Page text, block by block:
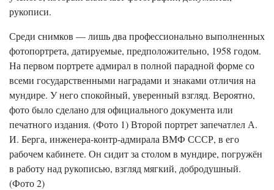
рукописи.
Среди снимков — лишь два профессионально выполненных
фотопортрета, датируемые, предположительно, 1958 годом.
На первом портрете адмирал в полной парадной форме со
всеми государственными наградами и знаками отличия на
мундире. У него спокойный, уверенный взгляд. Вероятно,
фото было сделано для официального документа или
печатного издания. (Фото 1) Второй портрет запечатлел А.
И. Берга, инженера-контр-адмирала ВМФ СССР, в его
рабочем кабинете. Он сидит за столом в мундире, погружён
в работу над рукописью, взгляд мягкий, добродушный.
(Фото 2)